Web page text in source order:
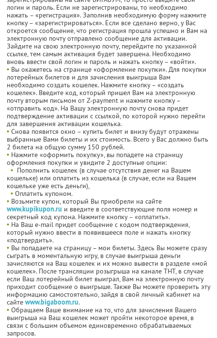
логин и пароль. Если не зарегистрированы, то необходимо
нажать – «регистрация». Заполнив необходимую форму нажмите
кнопку – «зарегистрироваться». Если все сделано верно, у Вас
откроется сообщение, что регистрация прошла успешно и Вам на
электронную почту отправлено сообщение для активации.
Зайдите на свою электронную почту, перейдите по указанной
ссылке, тем самым активация будет завершена. Необходимо
вновь ввести свой логин и пароль и нажать кнопку – «войти».
• Вы окажетесь на странице «оформление покупки». Для покупки
лотерейных билетов и для зачисления выигрыша Вам
необходимо создать кошелек. Нажмите кнопку – «создать
кошелек». Введите код, который пришел Вам на электронную
почту вторым письмом от Z-payment и нажмите кнопку –
«отправить код». На Вашу электронную почту снова придет
подтверждение активации с ссылкой, по которой нужно перейти
для завершения активации кошелька.
• Снова появится окно – купить билет и внизу будут отражены
выбранные Вами билеты и их стоимость. Всего у Вас должно быть
2 билета на общую сумму 150 рублей.
• Нажмите «оформить покупку», вы попадете на страницу
оформления покупки и увидите 2 доступные опции:
• Пополнить кошелек (в случае отсутствия денег на Вашем
кошельке) или оплатить из кошелька (в случае, если на Вашем
кошельке уже есть деньги),
• Оплатить купоном.
• Возьмите купон, который Вы приобрели на сайте
www.kupikupon.ru и введите в соответствующие поля номер и
секретный код купона. Нажмите кнопку – «оплатить».
• На Ваш e-mail придет сообщение с кодом подтверждения,
который нужно ввести в появившееся поле и нажать кнопку
«подтвердить».
• Вы попадаете на страницу – мои билеты. Здесь Вы можете сразу
сыграть в моментальную игру, в случае выигрыша деньги
зачисляются на Ваш кошелек и их можно вывести в разделе «мой
кошелек». После трансляции розыгрыша на канале ТНТ, в случае
если Ваш лотерейный билет выиграл, Вам на электронную почту
приходит сообщение о выигрыше. Также Вы можете проверить эту
информацию самостоятельно, зайдя в свой личный кабинет на
сайте www.bigaboom.ru.
• Обращаем Ваше внимание на то, что для зачисления Вашего
выигрыша на Ваш кошелек может пройти некоторое время, в
связи с большим объемом единовременно обрабатываемых
запросов.